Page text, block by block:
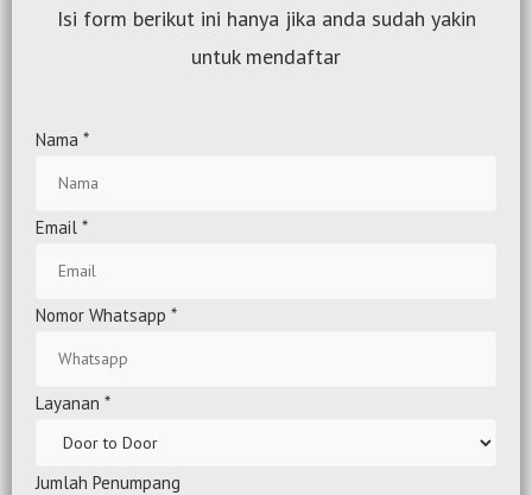
Isi form berikut ini hanya jika anda sudah yakin
untuk mendaftar
Nama *
Email *
Nomor Whatsapp *
Layanan *
Jumlah Penumpang